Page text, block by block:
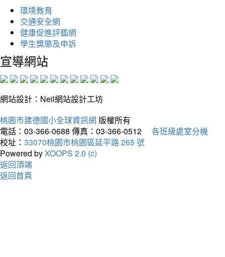
環境教育
交通安全網
健康促進評鑑網
學生獎懲及申訴
宣導網站
網站設計：Neil網站設計工坊
桃園市建德國小全球資訊網 版權所有
電話：03-366-0688 傳真：03-366-0512
各班級處室分機
校址： 33070桃園市桃園區延平路 265 號
Powered byXOOPS 2.0 (c)
返回頂端
返回首頁